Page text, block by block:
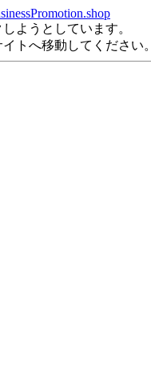
ようとしています。
トへ移動してください。